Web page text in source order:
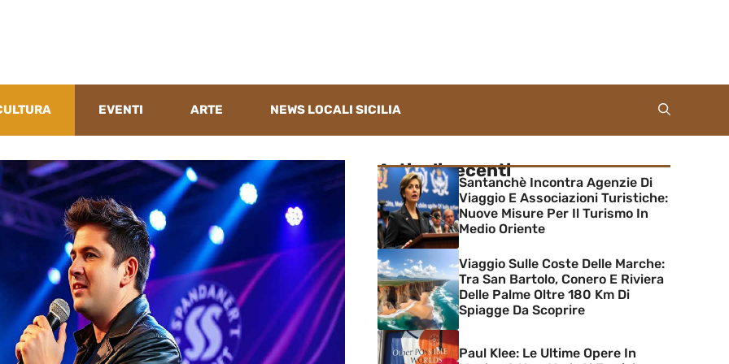
EVENTI ARTE NEWS LOCALI SICILIA
Articoli recenti
Santanchè Incontra Agenzie Di
Viaggio E Associazioni Turistiche:
Nuove Misure Per Il Turismo In
Medio Oriente
Viaggio Sulle Coste Delle Marche:
Tra San Bartolo, Conero E Riviera
Delle Palme Oltre 180 Km Di
Spiagge Da Scoprire
Paul Klee: Le Ultime Opere In